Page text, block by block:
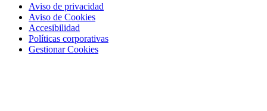
Aviso de privacidad
Aviso de Cookies
Accesibilidad
Políticas corporativas
Gestionar Cookies